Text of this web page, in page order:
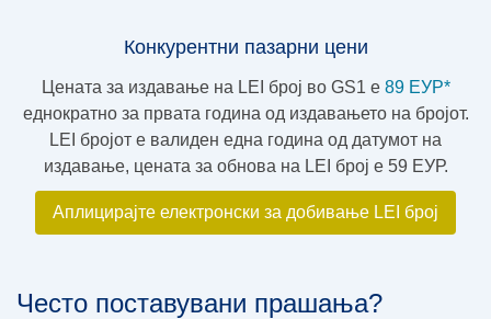
Конкурентни пазарни цени
Цената за издавање на LEI број во GS1 e 89 ЕУР*
еднократно за првата година од издавањето на бројот.
LEI бројот е валиден една година од датумот на
издавање, цената за обнова на LEI број е 59 ЕУР.
Аплицирајте електронски за добивање LEI број
Често поставувани прашања?